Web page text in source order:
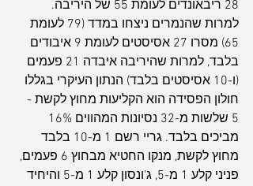
28 ריבאונדים לעומת 55 של היריבה.
למרות שהנמרים ניצחו במדד (79 לעומת
65) מסרו 27 אסיסטים לעומת 9 איבודים
בלבד, למרות שהיריבה איבדה 21 פעמים
(ו-10 אסיסטים בלבד) הנתון העיקרי בגללו
חולון הפסידה הוא הקליעות מחוץ לקשת -
מביכים בלבד. גריי רשם 1 מ-10 בלבד
מחוץ לקשת, מנקו החטיא מבחוץ 6 פעמים,
פניני קלע 1 מ-5, ג'ונסון קלע 1 מ-5 והיחיד